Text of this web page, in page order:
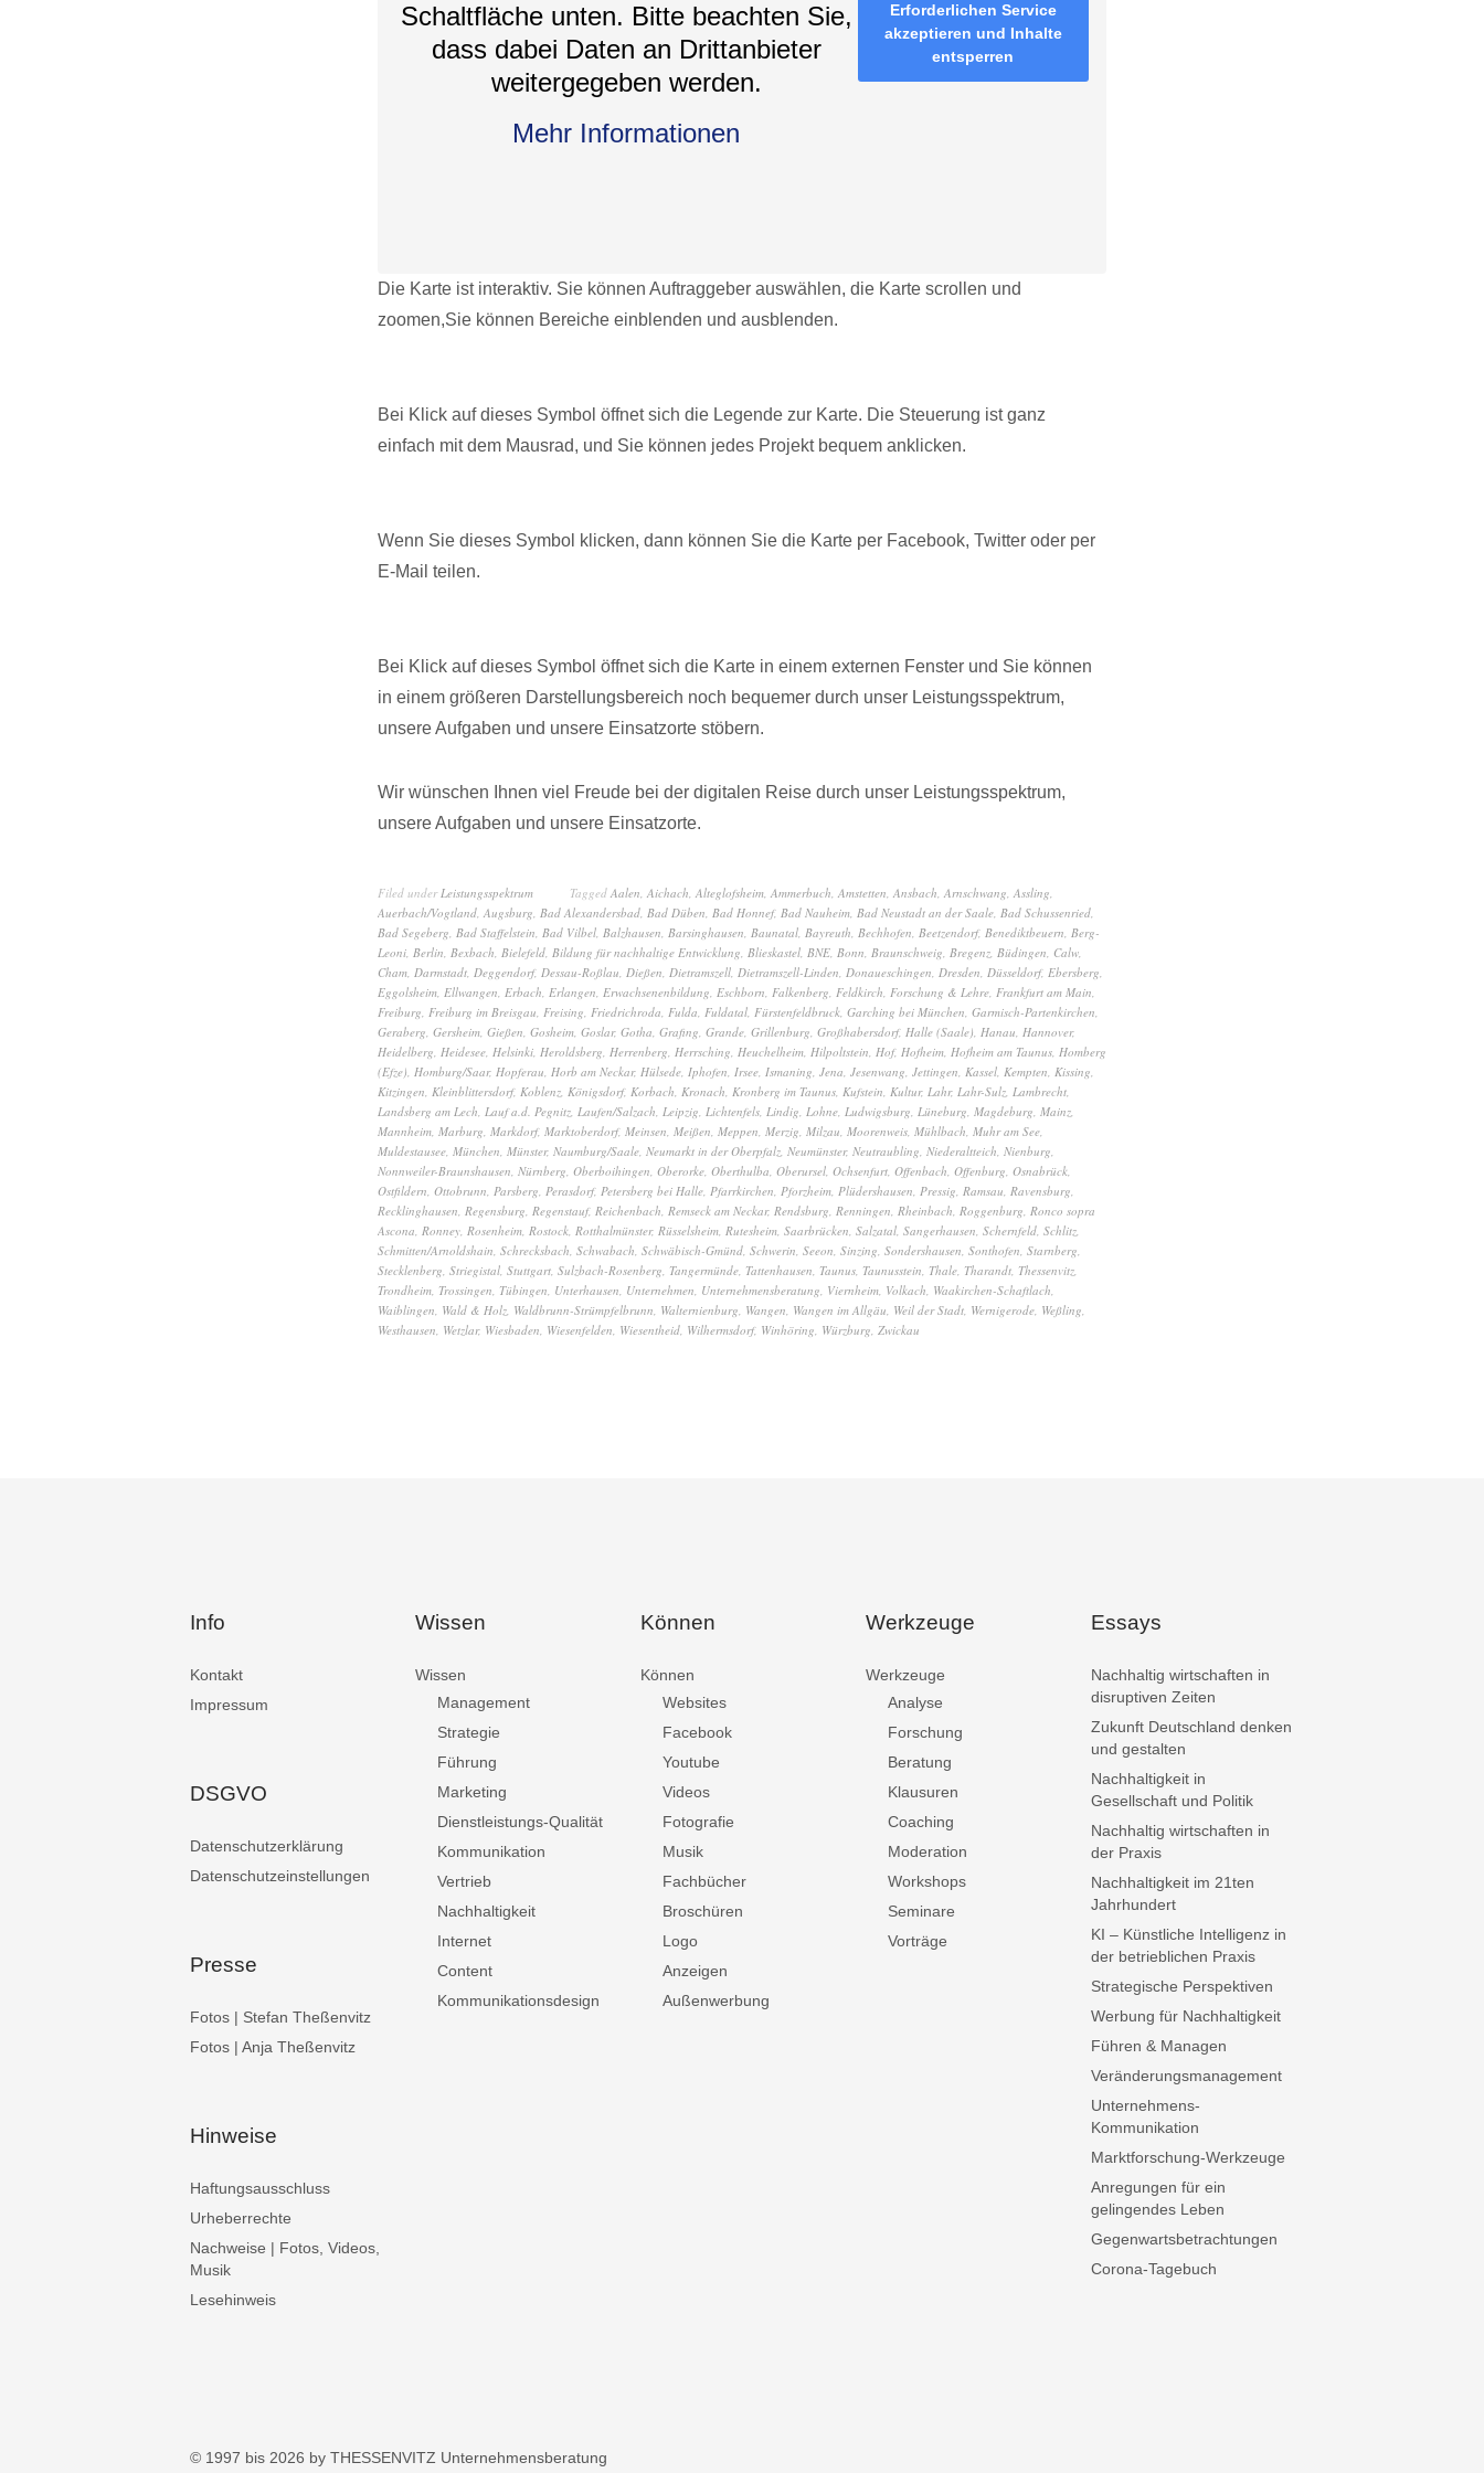
Schaltfläche unten. Bitte beachten Sie,
dass dabei Daten an Drittanbieter
weitergegeben werden.
Mehr Informationen
Erforderlichen Service
akzeptieren und Inhalte
entsperren
Die Karte ist interaktiv. Sie können Auftraggeber auswählen, die Karte scrollen und
zoomen,Sie können Bereiche einblenden und ausblenden.
Bei Klick auf dieses Symbol öffnet sich die Legende zur Karte. Die Steuerung ist ganz
einfach mit dem Mausrad, und Sie können jedes Projekt bequem anklicken.
Wenn Sie dieses Symbol klicken, dann können Sie die Karte per Facebook, Twitter oder per
E-Mail teilen.
Bei Klick auf dieses Symbol öffnet sich die Karte in einem externen Fenster und Sie können
in einem größeren Darstellungsbereich noch bequemer durch unser Leistungsspektrum,
unsere Aufgaben und unsere Einsatzorte stöbern.
Wir wünschen Ihnen viel Freude bei der digitalen Reise durch unser Leistungsspektrum,
unsere Aufgaben und unsere Einsatzorte.
Filed underLeistungsspektrum Tagged Aalen, Aichach, Alteglofsheim, Ammerbuch, Amstetten, Ansbach, Arnschwang, Assling,
Auerbach/Vogtland, Augsburg, Bad Alexandersbad, Bad Düben, Bad Honnef, Bad Nauheim, Bad Neustadt an der Saale, Bad Schussenried,
Bad Segeberg, Bad Staffelstein, Bad Vilbel, Balzhausen, Barsinghausen, Baunatal, Bayreuth, Bechhofen, Beetzendorf, Benediktbeuern, Berg-
Leoni, Berlin, Bexbach, Bielefeld, Bildung für nachhaltige Entwicklung, Blieskastel, BNE, Bonn, Braunschweig, Bregenz, Büdingen, Calw,
Cham, Darmstadt, Deggendorf, Dessau-Roßlau, Dießen, Dietramszell, Dietramszell-Linden, Donaueschingen, Dresden, Düsseldorf, Ebersberg,
Eggolsheim, Ellwangen, Erbach, Erlangen, Erwachsenenbildung, Eschborn, Falkenberg, Feldkirch, Forschung & Lehre, Frankfurt am Main,
Freiburg, Freiburg im Breisgau, Freising, Friedrichroda, Fulda, Fuldatal, Fürstenfeldbruck, Garching bei München, Garmisch-Partenkirchen,
Geraberg, Gersheim, Gießen, Gosheim, Goslar, Gotha, Grafing, Grande, Grillenburg, Großhabersdorf, Halle (Saale), Hanau, Hannover,
Heidelberg, Heidesee, Helsinki, Heroldsberg, Herrenberg, Herrsching, Heuchelheim, Hilpoltstein, Hof, Hofheim, Hofheim am Taunus, Homberg
(Efze), Homburg/Saar, Hopferau, Horb am Neckar, Hülsede, Iphofen, Irsee, Ismaning, Jena, Jesenwang, Jettingen, Kassel, Kempten, Kissing,
Kitzingen, Kleinblittersdorf, Koblenz, Königsdorf, Korbach, Kronach, Kronberg im Taunus, Kufstein, Kultur, Lahr, Lahr-Sulz, Lambrecht,
Landsberg am Lech, Lauf a.d. Pegnitz, Laufen/Salzach, Leipzig, Lichtenfels, Lindig, Lohne, Ludwigsburg, Lüneburg, Magdeburg, Mainz,
Mannheim, Marburg, Markdorf, Marktoberdorf, Meinsen, Meißen, Meppen, Merzig, Milzau, Moorenweis, Mühlbach, Muhr am See,
Muldestausee, München, Münster, Naumburg/Saale, Neumarkt in der Oberpfalz, Neumünster, Neutraubling, Niederaltteich, Nienburg,
Nonnweiler-Braunshausen, Nürnberg, Oberboihingen, Oberorke, Oberthulba, Oberursel, Ochsenfurt, Offenbach, Offenburg, Osnabrück,
Ostfildern, Ottobrunn, Parsberg, Perasdorf, Petersberg bei Halle, Pfarrkirchen, Pforzheim, Plüdershausen, Pressig, Ramsau, Ravensburg,
Recklinghausen, Regensburg, Regenstauf, Reichenbach, Remseck am Neckar, Rendsburg, Renningen, Rheinbach, Roggenburg, Ronco sopra
Ascona, Ronney, Rosenheim, Rostock, Rotthalmünster, Rüsselsheim, Rutesheim, Saarbrücken, Salzatal, Sangerhausen, Schernfeld, Schlitz,
Schmitten/Arnoldshain, Schrecksbach, Schwabach, Schwäbisch-Gmünd, Schwerin, Seeon, Sinzing, Sondershausen, Sonthofen, Starnberg,
Stecklenberg, Striegistal, Stuttgart, Sulzbach-Rosenberg, Tangermünde, Tattenhausen, Taunus, Taunusstein, Thale, Tharandt, Thessenvitz,
Trondheim, Trossingen, Tübingen, Unterhausen, Unternehmen, Unternehmensberatung, Viernheim, Volkach, Waakirchen-Schaftlach,
Waiblingen, Wald & Holz, Waldbrunn-Strümpfelbrunn, Walternienburg, Wangen, Wangen im Allgäu, Weil der Stadt, Wernigerode, Weßling,
Westhausen, Wetzlar, Wiesbaden, Wiesenfelden, Wiesentheid, Wilhermsdorf, Winhöring, Würzburg, Zwickau
Info
Kontakt
Impressum
DSGVO
Datenschutzerklärung
Datenschutzeinstellungen
Presse
Fotos | Stefan Theßenvitz
Fotos | Anja Theßenvitz
Hinweise
Haftungsausschluss
Urheberrechte
Nachweise | Fotos, Videos,
Musik
Lesehinweis
Wissen
Wissen
Management
Strategie
Führung
Marketing
Dienstleistungs-Qualität
Kommunikation
Vertrieb
Nachhaltigkeit
Internet
Content
Kommunikationsdesign
Können
Können
Websites
Facebook
Youtube
Videos
Fotografie
Musik
Fachbücher
Broschüren
Logo
Anzeigen
Außenwerbung
Werkzeuge
Werkzeuge
Analyse
Forschung
Beratung
Klausuren
Coaching
Moderation
Workshops
Seminare
Vorträge
Essays
Nachhaltig wirtschaften in
disruptiven Zeiten
Zukunft Deutschland denken
und gestalten
Nachhaltigkeit in
Gesellschaft und Politik
Nachhaltig wirtschaften in
der Praxis
Nachhaltigkeit im 21ten
Jahrhundert
KI – Künstliche Intelligenz in
der betrieblichen Praxis
Strategische Perspektiven
Werbung für Nachhaltigkeit
Führen & Managen
Veränderungsmanagement
Unternehmens-
Kommunikation
Marktforschung-Werkzeuge
Anregungen für ein
gelingendes Leben
Gegenwartsbetrachtungen
Corona-Tagebuch
© 1997 bis 2026 by THESSENVITZ Unternehmensberatung